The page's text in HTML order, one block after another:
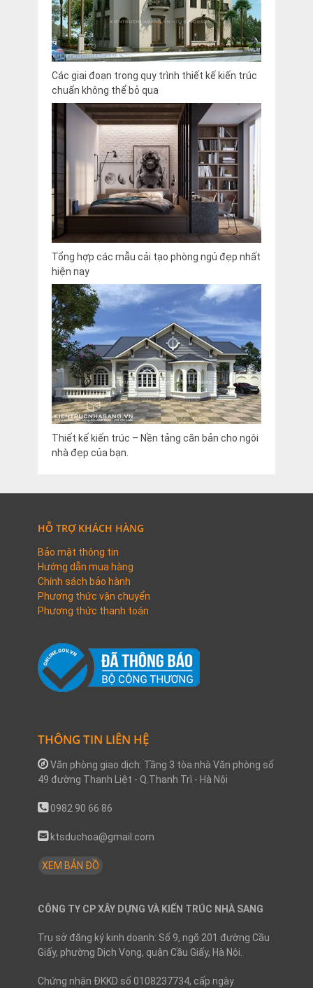
Các giai đoạn trong quy trình thiết kế kiến trúc
chuẩn không thể bỏ qua
Tổng hợp các mẫu cải tạo phòng ngủ đẹp nhất
hiện nay
Thiết kế kiến trúc – Nền tảng căn bản cho ngôi
nhà đẹp của bạn.
HỖ TRỢ KHÁCH HÀNG
Bảo mật thông tin
Hướng dẫn mua hàng
Chính sách bảo hành
Phương thức vận chuyển
Phương thức thanh toán
THÔNG TIN LIÊN HỆ
Văn phòng giao dịch: Tầng 3 tòa nhà Văn phòng số
49 đường Thanh Liệt - Q.Thanh Trì - Hà Nội
0982 90 66 86
ktsduchoa@gmail.com
XEM BẢN ĐỒ
CÔNG TY CP XÂY DỰNG VÀ KIẾN TRÚC NHÀ SANG
Trụ sở đăng ký kinh doanh: Số 9, ngõ 201 đường Cầu
Giấy, phường Dịch Vọng, quận Cầu Giấy, Hà Nội.
Chứng nhận ĐKKD số 0108237734, cấp ngày